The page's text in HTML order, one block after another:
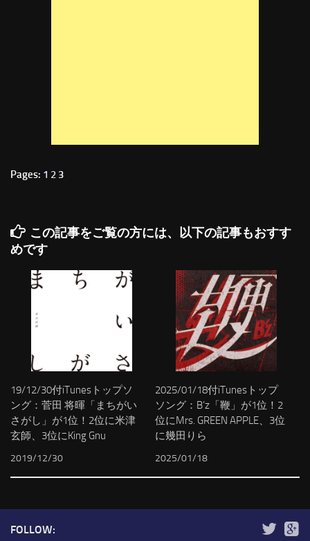
Pages: 1 2 3
この記事をご覧の方には、以下の記事もおすす
めです
19/12/30付iTunesトップソ
ング：菅田 将暉「まちがい
さがし」が1位！2位に米津
玄師、3位にKing Gnu
2019/12/30
2025/01/18付iTunesトップ
ソング：B’z「鞭」が1位！2
位にMrs. GREEN APPLE、3位
に幾田りら
2025/01/18
FOLLOW: